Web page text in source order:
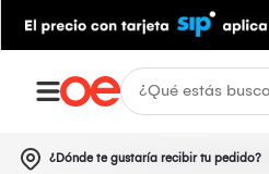
¿Dónde te gustaría recibir tu pedido?